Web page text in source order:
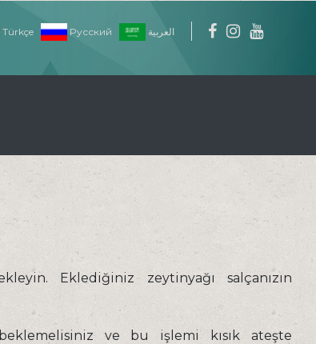
Türkçe Pусский العربية
Eklediğiniz zeytinyağı salçanızın
ve bu işlemi kısık ateşte